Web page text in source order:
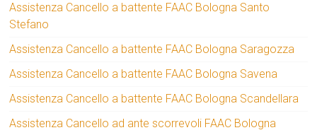
Assistenza Cancello a battente FAAC Bologna Santo
Stefano
Assistenza Cancello a battente FAAC Bologna Saragozza
Assistenza Cancello a battente FAAC Bologna Savena
Assistenza Cancello a battente FAAC Bologna Scandellara
Assistenza Cancello ad ante scorrevoli FAAC Bologna